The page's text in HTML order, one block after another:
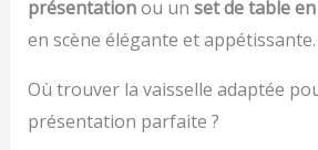
n'hésitez
contacter.
client.
de cuisine
vos envies
précises à
présentationou un set de table
en scène élégante et appétissante.
Où trouver la vaisselle adaptée
présentation parfaite ?